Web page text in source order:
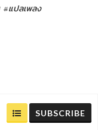
#แปลเพลง
SUBSCRIBE